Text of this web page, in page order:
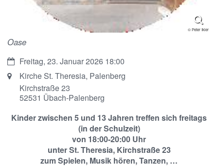
© Peter Ikier
Oase
Datum:Freitag, 23. Januar 2026 18:00
Ort: Kirche St. Theresia, Palenberg
Kirchstraße 23
52531 Übach-Palenberg
Kinder zwischen 5 und 13 Jahren treffen sich freitags
(in der Schulzeit)
von 18:00-20:00 Uhr
unter St. Theresia, Kirchstraße 23
zum Spielen, Musik hören, Tanzen, …